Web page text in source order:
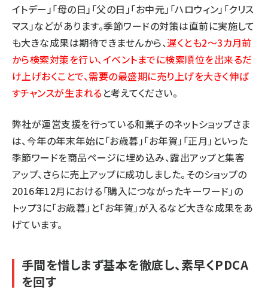
イトデー」「母の日」「父の日」「お中元」「ハロウィン」「クリス
マス」などがあります。季節ワードの対策は直前に実施して
も大きな成果は期待できませんから、遅くとも2〜3カ月前
から検索対策を行い、イベントまでに検索順位を出来るだ
け上げおくことで、需要の最盛期に売り上げを大きく伸ば
すチャンスが生まれる と考えてください。
弊社が運営支援を行っている和菓子のネットショップさま
は、今年の年末年始に「お歳暮」「お年賀」「正月」といった
季節ワードを商品ページに埋め込み、露出アップと集客
アップ、さらに売上アップに成功しました。そのショップの
2016年12月における「購入につながったキーワード」の
トップ3に「お歳暮」と「お年賀」が入るなど大きな成果をあ
げています。
手間を惜しまず基本を徹底し、素早くPDCA
を回す